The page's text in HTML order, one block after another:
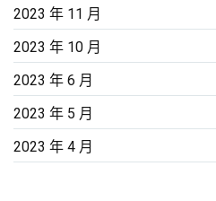
2023 年 11 月
2023 年 10 月
2023 年 6 月
2023 年 5 月
2023 年 4 月